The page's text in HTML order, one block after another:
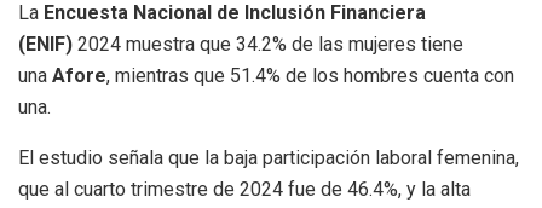
La Encuesta Nacional de Inclusión Financiera
(ENIF) 2024 muestra que 34.2% de las mujeres tiene
una Afore, mientras que 51.4% de los hombres cuenta con
una.
El estudio señala que la baja participación laboral femenina,
que al cuarto trimestre de 2024 fue de 46.4%, y la alta